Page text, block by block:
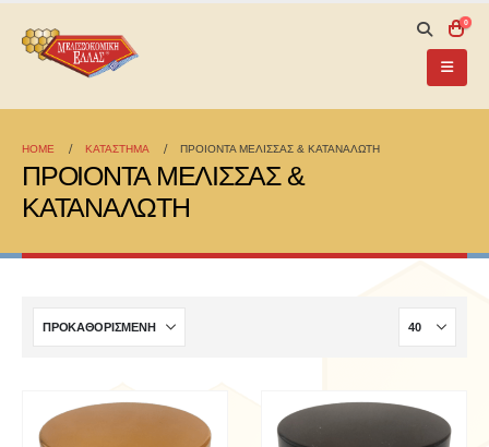
0
HOME ΚΑΤΆΣΤΗΜΑ ΠΡΟΙΟΝΤΑ ΜΕΛΙΣΣΑΣ & ΚΑΤΑΝΑΛΩΤΗ
ΠΡΟΙΟΝΤΑ ΜΕΛΙΣΣΑΣ &
ΚΑΤΑΝΑΛΩΤΗ